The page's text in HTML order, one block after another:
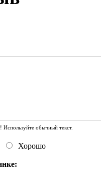
обычный текст.
Хорошо